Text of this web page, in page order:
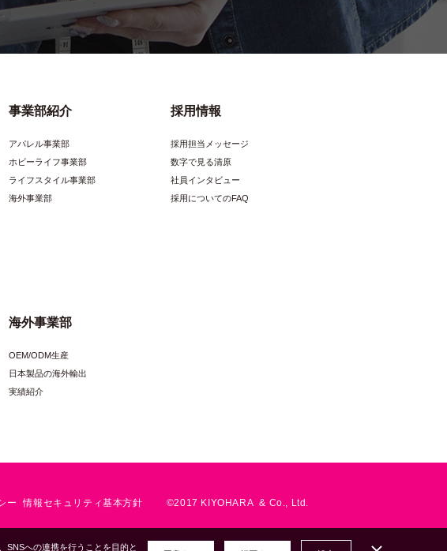
ッケージサイズ
コード
4965492996858
品番/色番
KOF-44 / SAG
生産国/原産国
規格 出荷単位：1反
品番/色番
生産国/原産国
事業部紹介
アパレル事業部
ホビーライフ事業部
ライフスタイル事業部
海外事業部
採用情報
採用担当メッセージ
数字で見る清原
社員インタビュー
採用についてのFAQ
海外事業部
OEM/ODM生産
日本製品の海外輸出
実績紹介
ー 情報セキュリティ基本方針 ©2017 KIYOHARA & Co., Ltd.